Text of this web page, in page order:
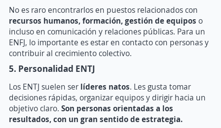
No es raro encontrarlos en puestos relacionados con
recursos humanos, formación, gestión de equipos o
incluso en comunicación y relaciones públicas. Para un
ENFJ, lo importante es estar en contacto con personas y
contribuir al crecimiento colectivo.
5. Personalidad ENTJ
Los ENTJ suelen ser líderes natos. Les gusta tomar
decisiones rápidas, organizar equipos y dirigir hacia un
objetivo claro. Son personas orientadas a los
resultados, con un gran sentido de estrategia.